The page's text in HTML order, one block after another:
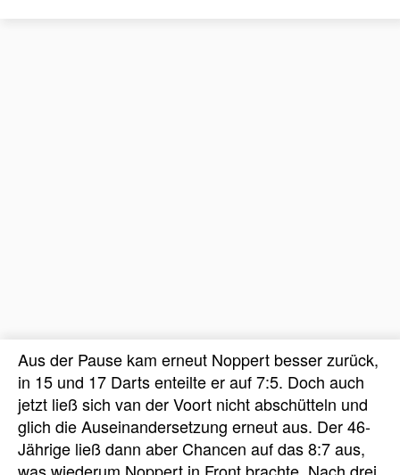
Aus der Pause kam erneut Noppert besser zurück,
in 15 und 17 Darts enteilte er auf 7:5. Doch auch
jetzt ließ sich van der Voort nicht abschütteln und
glich die Auseinandersetzung erneut aus. Der 46-
Jährige ließ dann aber Chancen auf das 8:7 aus,